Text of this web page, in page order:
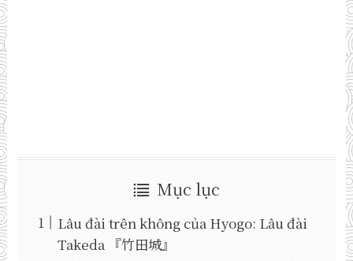
Mục lục
Lâu đài trên không của Hyogo: Lâu đài
Takeda 『竹田城』